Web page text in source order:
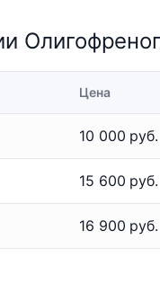
Цена
10 000 руб.
15 600 руб.
16 900 руб.